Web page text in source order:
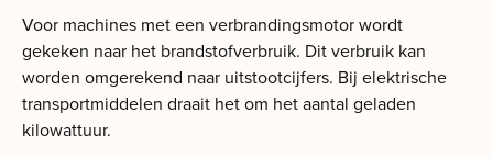
Voor machines met een verbrandingsmotor wordt
gekeken naar het brandstofverbruik. Dit verbruik kan
worden omgerekend naar uitstootcijfers. Bij elektrische
transportmiddelen draait het om het aantal geladen
kilowattuur.